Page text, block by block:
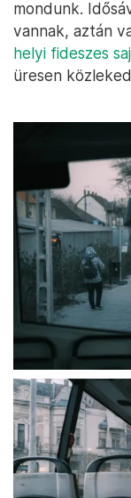
mondunk.
vannak, aztán
helyi fideszes
üresen